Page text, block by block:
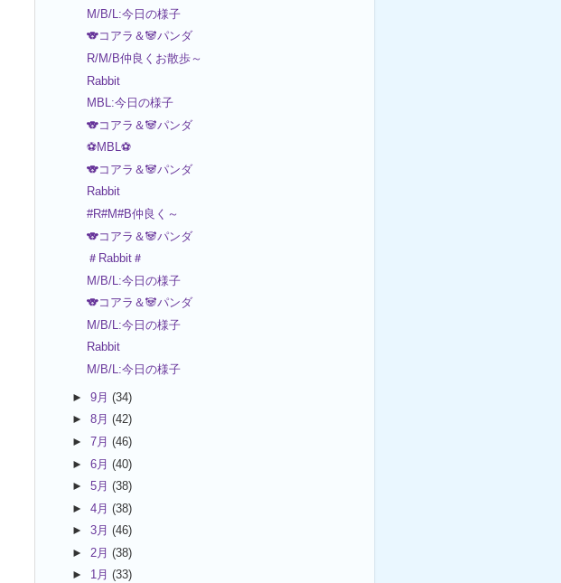
M/B/L:今日の様子
🐨コアラ＆🐼パンダ
R/M/B仲良くお散歩～
Rabbit
MBL:今日の様子
🐨コアラ＆🐼パンダ
⚽MBL⚽
🐨コアラ＆🐼パンダ
Rabbit
#R#M#B仲良く～
🐨コアラ＆🐼パンダ
＃Rabbit＃
M/B/L:今日の様子
🐨コアラ＆🐼パンダ
M/B/L:今日の様子
Rabbit
M/B/L:今日の様子
►9月(34)
►8月(42)
►7月(46)
►6月(40)
►5月(38)
►4月(38)
►3月(46)
► 2月(38)
► 1月(33)